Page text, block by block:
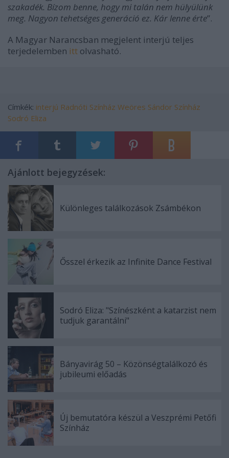
szakadék. Bízom benne, hogy mi talán nem hülyülünk
meg. Nagyon tehetséges generáció ez. Kár lenne érte”.
A Magyar Narancsban megjelent interjú teljes
terjedelemben itt olvasható.
Címkék: interjú Radnóti Színház Weöres Sándor Színház
Sodró Eliza
Ajánlott bejegyzések:
Különleges találkozások Zsámbékon
Ősszel érkezik az Infinite Dance Festival
Sodró Eliza: "Színészként a katarzist nem
tudjuk garantálni"
Bányavirág 50 – Közönségtalálkozó és
jubileumi előadás
Új bemutatóra készül a Veszprémi Petőfi
Színház